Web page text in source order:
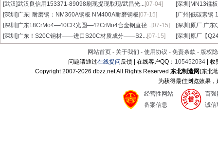
[武汉]武汉良信用153371-89098刷现提现取现/武昌光...[07-04] [深圳] MN13锰
[深圳]广东| 耐磨钢：NM360A钢板 NM400A耐磨钢板 [07-15] [广州]低碳素钢
[深圳]广东18CrMo4—40CR光圆—42CrMo4合金钢直径...[07-15] [深圳]原厂:广东
[深圳]广东！S20C钢材——进口S20C材质成分——S2...[07-15] [深圳]原厂【
网站首页 - 关于我们 - 使用协议 - 免责条款 - 版权
问题请通过在线提问反馈 | 在线客户QQ： 105452034 |
Copyright 2007-2026 dbzz.net All Rights Reserved东北制造网(东北
为获得最佳浏览效果
经营性网站
备案信息
百强
诚信